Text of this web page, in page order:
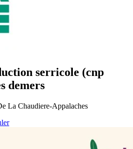
serricole (cnp
demers
La Chaudiere-Appalaches